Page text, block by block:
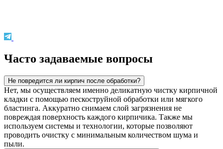
Часто задаваемые вопросы
Не повредится ли кирпич после обработки?
Нет, мы осуществляем именно деликатную чистку кирпичной
кладки с помощью пескоструйной обработки или мягкого
бластинга. Аккуратно снимаем слой загрязнения не
повреждая поверхность каждого кирпичика. Также мы
используем системы и технологии, которые позволяют
проводить очистку с минимальным количеством шума и
пыли.